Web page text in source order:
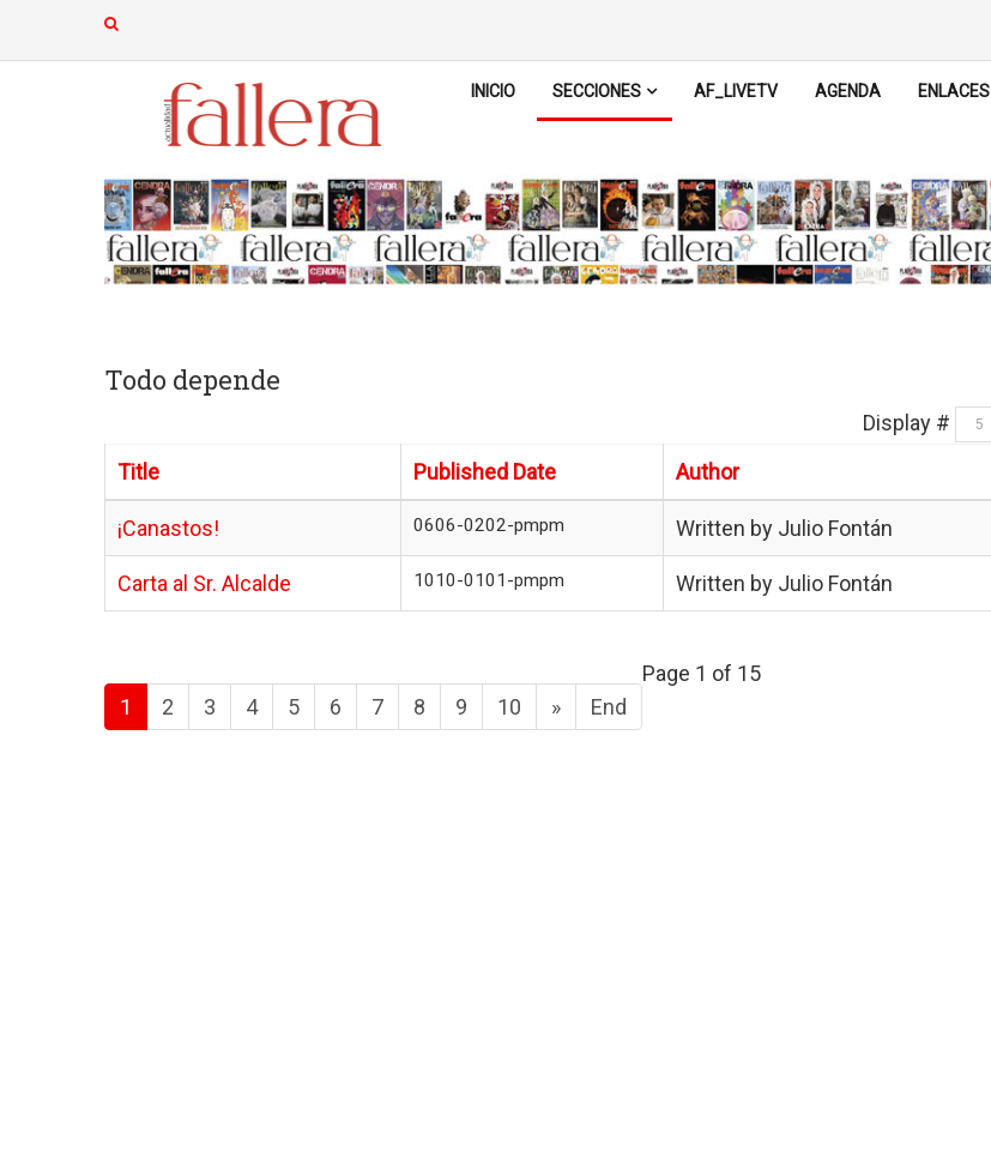
INICIO SECCIONES AF_LIVETV AGENDA ENLACES
Todo depende
Display #
Title
Published Date Author
¡Canastos! 0606-0202-pmpm Written by Julio Fontán
Carta al Sr. Alcalde 1010-0101-pmpm Written by Julio Fontán
Page 1 of 15
1
2 3 4 5 6 7 8 9 10 » End